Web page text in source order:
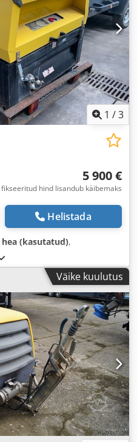
1 /3
5 900 €
fikseeritud hind lisandub käibemaks
Helistada
hea (kasutatud),
Väike kuulutus